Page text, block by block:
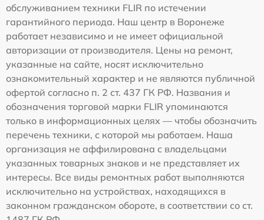
обслуживанием техники FLIR по истечении
гарантийного периода. Наш центр в Воронеже
работает независимо и не имеет официальной
авторизации от производителя. Цены на ремонт,
указанные на сайте, носят исключительно
ознакомительный характер и не являются публичной
офертой согласно п. 2 ст. 437 ГК РФ. Названия и
обозначения торговой марки FLIR упоминаются
только в информационных целях — чтобы обозначить
перечень техники, с которой мы работаем. Наша
организация не аффилирована с владельцами
указанных товарных знаков и не представляет их
интересы. Все виды ремонтных работ выполняются
исключительно на устройствах, находящихся в
законном гражданском обороте, в соответствии со ст.